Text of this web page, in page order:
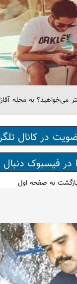
می‌خواهید؟ به محله
در کانال
در فیسبوک دنبال
به صفحه اول